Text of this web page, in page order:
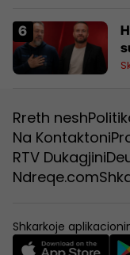
Rreth nesh
Na Kontaktoni
RTV Dukagjini
Ndreqe.com
Shkarkoje